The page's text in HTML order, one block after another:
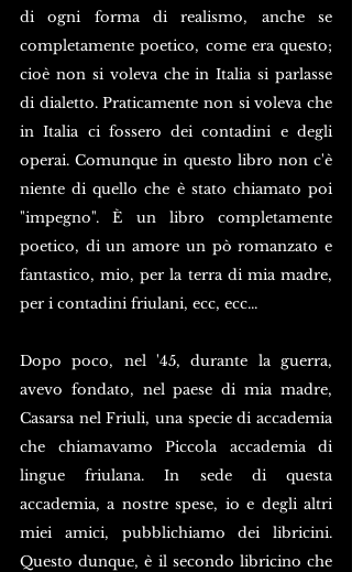
di ogni forma di realismo, anche se
completamente poetico, come era questo;
cioè non si voleva che in Italia si parlasse
di dialetto. Praticamente non si voleva che
in Italia ci fossero dei contadini e degli
operai. Comunque in questo libro non c'è
niente di quello che è stato chiamato poi
"impegno". È un libro completamente
poetico, di un amore un pò romanzato e
fantastico, mio, per la terra di mia madre,
per i contadini friulani, ecc, ecc...
Dopo poco, nel '45, durante la guerra,
avevo fondato, nel paese di mia madre,
Casarsa nel Friuli, una specie di accademia
che chiamavamo Piccola accademia di
lingue friulana. In sede di questa
accademia, a nostre spese, io e degli altri
miei amici, pubblichiamo dei libricini.
Questo dunque, è il secondo libricino che